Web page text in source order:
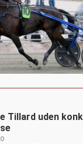
Tillard uden